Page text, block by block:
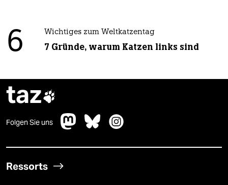
6 Wichtiges zum Weltkatzentag
7 Gründe, warum Katzen links sind
taz
Folgen Sie uns
Ressorts